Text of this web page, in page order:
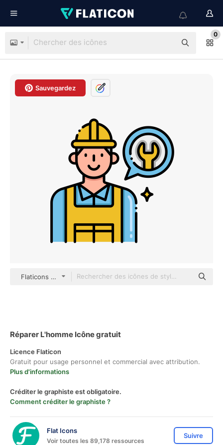
0
Sauvegardez
Flaticons Lineal Color
Réparer L'homme Icône gratuit
Licence Flaticon
Gratuit pour usage personnel et commercial avec attribution.
Plus d'informations
Créditer le graphiste est obligatoire.
Comment créditer le graphiste ?
Flat Icons
Voir toutes les 89,178 ressources
Suivre